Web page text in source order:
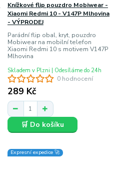
0 hodnocení
Knížkové flip pouzdro Mobiwear -
Xiaomi Redmi 10 - V147P Mlhovina
- VÝPRODEJ
Parádní flip obal, kryt, pouzdro
Mobiwear na mobilní telefon
Xiaomi Redmi 10 s motivem V147P
Mlhovina
289 Kč
Skladem v Plzni | Odesíláme do 24h
🛒 Do košíku
Expresní expedice 🚀